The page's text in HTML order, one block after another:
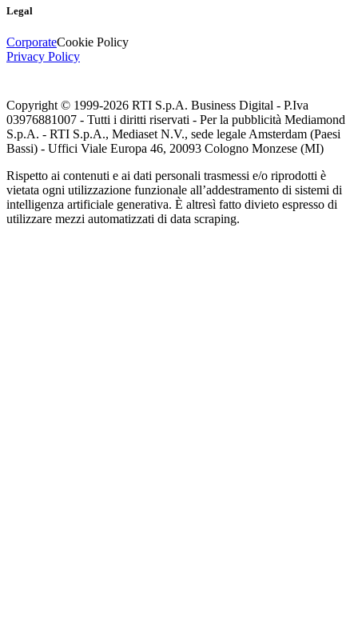
Legal
CorporateCookie Policy
Privacy Policy
Copyright © 1999-2026 RTI S.p.A. Business Digital - P.Iva
03976881007 - Tutti i diritti riservati - Per la pubblicità Mediamond
S.p.A. - RTI S.p.A., Mediaset N.V., sede legale Amsterdam (Paesi
Bassi) - Uffici Viale Europa 46, 20093 Cologno Monzese (MI)
Rispetto ai contenuti e ai dati personali trasmessi e/o riprodotti è
vietata ogni utilizzazione funzionale all’addestramento di sistemi di
intelligenza artificiale generativa. È altresì fatto divieto espresso di
utilizzare mezzi automatizzati di data scraping.